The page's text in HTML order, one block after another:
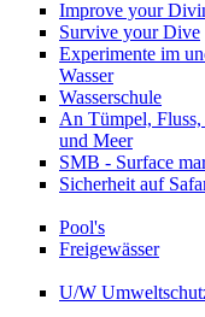
Improve your
Survive your Dive
Experimente im
Wasser
Wasserschule
An Tümpel,
und Meer
SMB - Surface
Sicherheit auf
Pool's
Freigewässer
U/W